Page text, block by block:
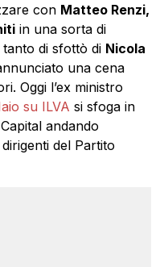
con Matteo Renzi,
in una sorta di
di sfottò di Nicola
una cena
Oggi l’ex ministro
su ILVA si sfoga in
andando
del Partito